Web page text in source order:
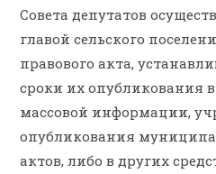
Совета депутатов
главой сельского
правового акта,
сроки их опубликования
массовой информации,
опубликования
актов, либо в других